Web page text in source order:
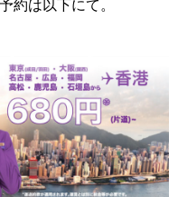
約は以下にて。